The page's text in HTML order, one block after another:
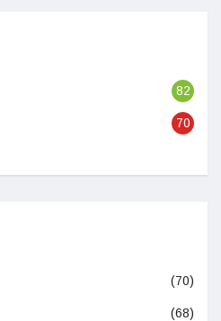
82
70
(70)
(68)